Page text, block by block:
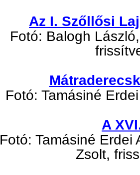
Az I. Szőllősi
Fotó: Balogh
Fotó: Tamásiné
A
Fotó: Tamásiné Erdei
Zsolt,